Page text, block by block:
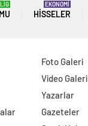
LİG
HISSELER
EKONOMİ
Foto Galeri
Video Galeri
Yazarlar
Gazeteler